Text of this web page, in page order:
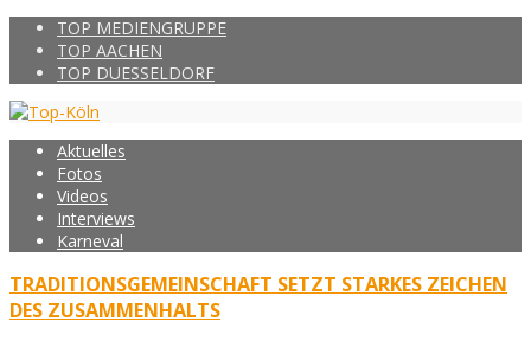
TOP MEDIENGRUPPE
TOP AACHEN
TOP DUESSELDORF
Aktuelles
Fotos
Videos
Interviews
Karneval
TRADITIONSGEMEINSCHAFT SETZT STARKES ZEICHEN
DES ZUSAMMENHALTS